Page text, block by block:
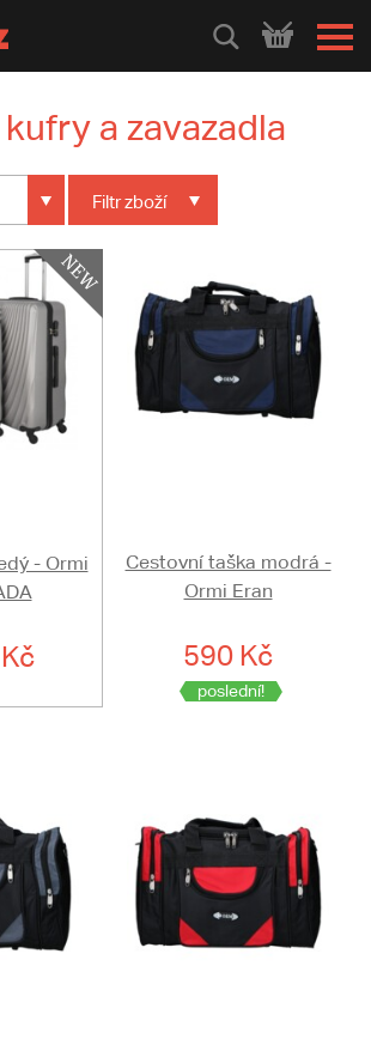
HLEDEJ
a zavazadla
Filtrzboží
- Ormi
Cestovní taška modrá -
Ormi Eran
590 Kč
poslední!